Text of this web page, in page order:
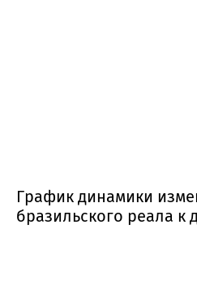
График динамики
бразильского реала к